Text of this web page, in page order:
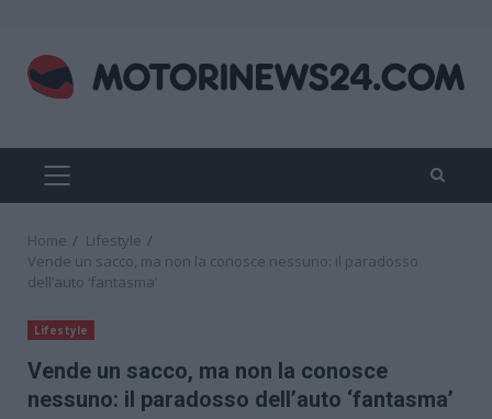
content
PRIMARY
MENU
Home
Lifestyle
Vende un sacco, ma non la conosce nessuno: il paradosso
dell’auto ‘fantasma’
Lifestyle
Vende un sacco, ma non la conosce
nessuno: il paradosso dell’auto ‘fantasma’